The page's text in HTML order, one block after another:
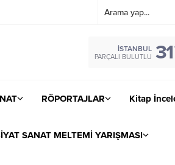
İSTANBUL
PARÇALI BULUTLU 31
RÖPORTAJLAR Kitap
SANAT MELTEMİ YARIŞMASI